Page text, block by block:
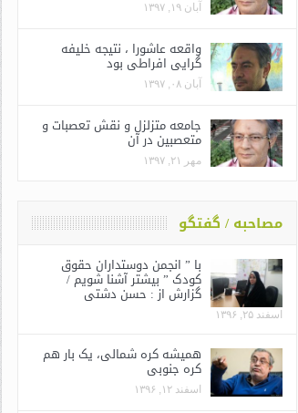
آبان ۱۹, ۱۳۹۷
واقعه عاشورا ، نتیجه خلیفه
گرایی افراطی بود
آبان ۰۸, ۱۳۹۷
جامعه متزلزل و نقش تعصبات و
متعصبین در آن
مهر ۲۱, ۱۳۹۷
مصاحبه / گفتگو
با ” انجمن دوستداران حقوق
کودک ” بیشتر آشنا شویم /
گزارش از : حسن دشتی
اسفند ۲۵, ۱۳۹۶
همیشه کره شمالی، یک بار هم
کره جنوبی
اسفند ۱۲, ۱۳۹۶